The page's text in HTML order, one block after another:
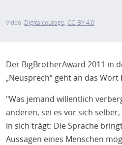
Video: Digitalcourage CC-BY 4.0
Der BigBrotherAward 2011 in
„Neusprech“ geht an das Wort
"Was jemand willentlich
anderen, sei es vor sich
in sich trägt: Die Sprache
Aussagen eines Menschen